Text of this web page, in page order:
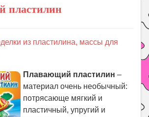
пластилин
из пластилина, массы для
Плавающий пластилин –
материал очень необычный:
потрясающе мягкий и
пластичный, упругий и